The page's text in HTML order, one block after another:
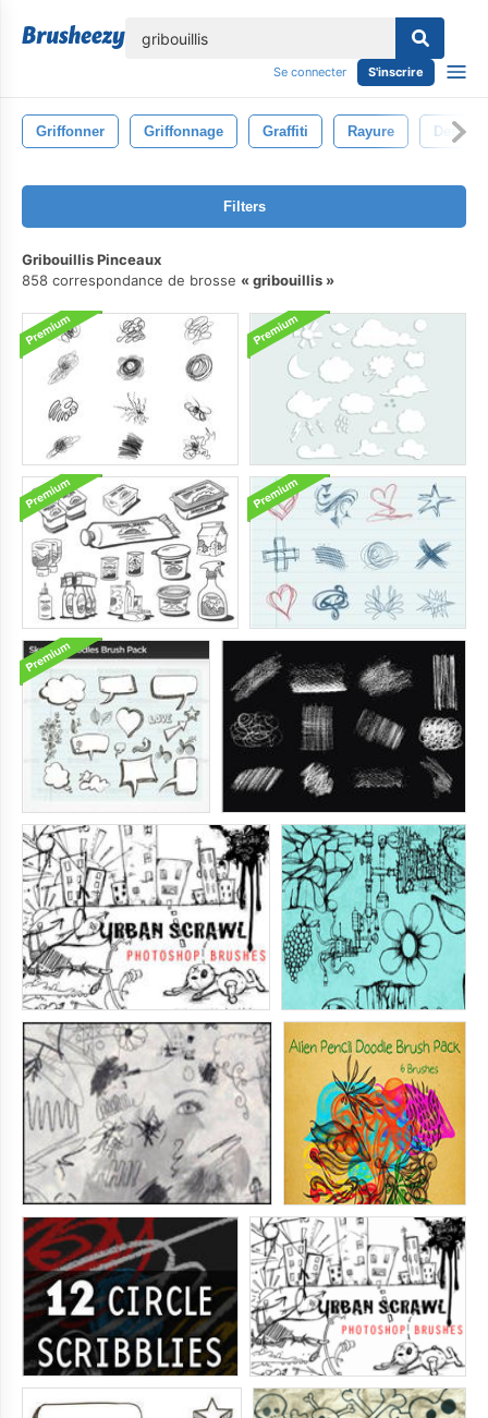
Se connecter S'inscrire
Griffonner Griffonnage Graffiti Rayure Dessin
Filters
Gribouillis Pinceaux
858 correspondance de brosse
gribouillis